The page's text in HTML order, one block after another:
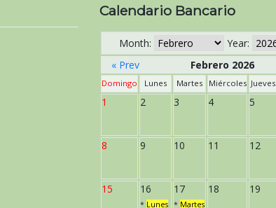
Calendario Bancario
Month:
Year:
« Prev
Febrero 2026
Domingo Lunes Martes Miércoles Jueves
1 2 3 4 5
8 9 10 11 12
15 16
* Lunes
17
* Martes
18 19